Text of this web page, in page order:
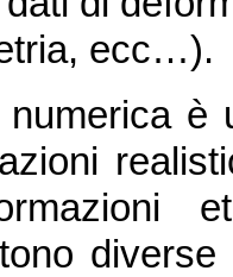
ecc…).
numerica